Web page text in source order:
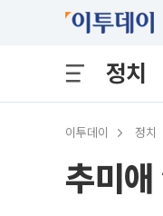
정치
이투데이 정치
추미